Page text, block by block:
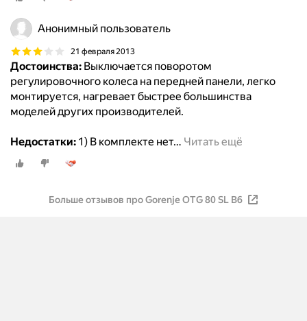
Анонимный пользователь
21 февраля 2013
Достоинства: Выключается поворотом
регулировочного колеса на передней панели, легко
монтируется, нагревает быстрее большинства
моделей других производителей.
Недостатки: 1) В комплекте нет… Читать ещё
Больше отзывов про Gorenje OTG 80 SL B6